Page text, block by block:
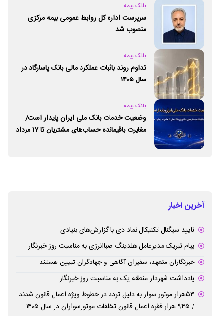
بانک بیمه
سرپرست اداره کل روابط عمومی بیمه مرکزی
منصوب شد
بانک بیمه
تداوم روند باثبات عملکرد مالی بانک پاسارگاد در
سال ۱۴۰۵
بانک بیمه
وضعیت خدمات بانک ملی ایران پایدار است/
مغایرت‌ باقیمانده حساب‌های مشتریان تا ۱۷ مرداد
آخرین اخبار
تایید سیگنال تکنیکال نماد دی با گزارش‌های بنیادی
پیام تبریک مدیرعامل هلدینگ صباانرژی به مناسبت روز خبرنگار
خبرنگاران متعهد، سفیران آگاهی و جهادگران تبیین هستند
یادداشت شهردار منطقه یک به مناسبت روز خبرنگار
۵۳هزار موتور سوار به دلیل تردد در خطوط ویژه اعمال قانون شدند
/ ۹۴۵ هزار فقره اعمال قانون تخلفات موتورسواران در سال ۱۴۰۵